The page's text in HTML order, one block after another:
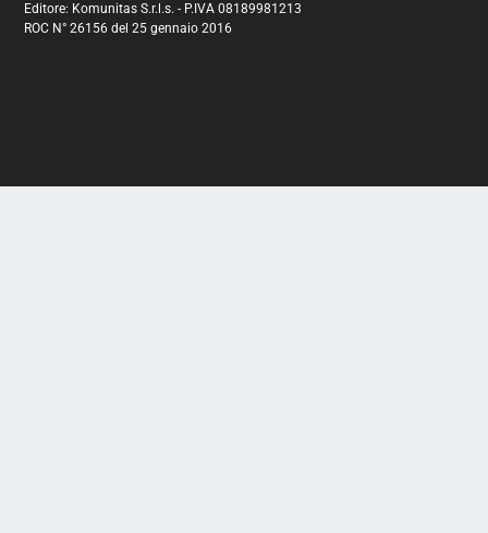
Editore: Komunitas S.r.l.s. - P.IVA 08189981213
ROC N° 26156 del 25 gennaio 2016